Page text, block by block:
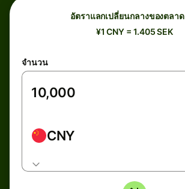
อัตราแลกเปลี่ยนกลางของตลาด
¥1 CNY = 1.405 SEK
จำนวน
CNY